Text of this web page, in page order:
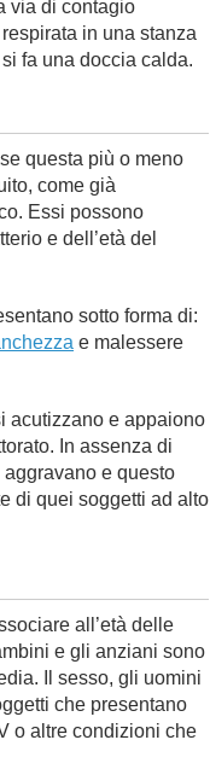
via di contagio
in una stanza
fa una doccia calda.
questa più o meno
come già
Essi possono
e dell’età del
sotto forma di:
e malessere
acutizzano e appaiono
In assenza di
e questo
di quei soggetti ad alto
all’età delle
e gli anziani sono
Il sesso, gli uomini
che presentano
o altre condizioni che